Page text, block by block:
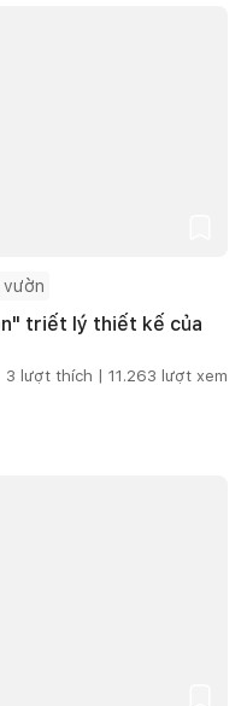
vườn
triết lý thiết kế của
3 lượt thích | 11.263 lượt xem